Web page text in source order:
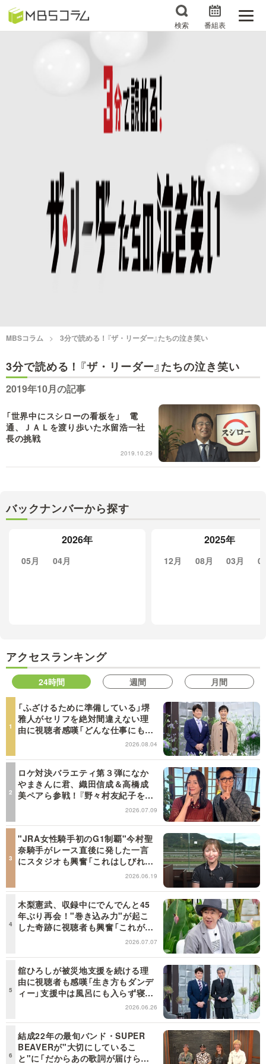
検索 番組表
3分で読める！『ザ・リー
もう一度楽しむプレバト
サタプラ ～気になる情
所さんお届けモノです！
推しといつまでも 月曜の蛙、大海を知る。
マニアックでメカニカル
そしてＭＢＳ的なＭなス
何が起こるかホンマにわ
からん！？「ごぶごぶ」の
トリセツ
情熱大陸を読む
レストランだけじゃない
「水野真紀の魔法のレスト
里亮太」
MBSラグビーダイアリー
5分で読める！教えてもら
う前と後
MBSテレビ TOP
MBSコラム 3分で読める！『ザ・リーダー』たちの泣き笑い
3分で読める！『ザ・リーダー』たちの泣き笑い
2019年10月の記事
「世界中にスシローの看板を」 電
通、ＪＡＬを渡り歩いた水留浩一社
長の挑戦
2019.10.29
バックナンバーから探す
2026年
05月 04月
2025年
12月 08月 03月
アクセスランキング
24時間 週間 月間
「ふざけるために準備している」堺
雅人がセリフを絶対間違えない理
由に視聴者感嘆「どんな仕事にも当
てはまる」【日曜日の初耳学】2026.08.04
ロケ対決バラエティ第３弾になか
やまきんに君、織田信成＆高橋成
美ペアら参戦！『野々村友紀子を黙
らせろ！』１２日（日）昼に放送！
2026.07.09
"JRA女性騎手初のG1制覇"今村聖
奈騎手がレース直後に発した一言
にスタジオも興奮「これはしびれ
2026.06.19
木梨憲武、収録中にでんでんと45
年ぶり再会！"巻き込み力"が起こ
した奇跡に視聴者も興奮「これがテ
レビの面白さだよね！」＜日曜日の
2026.07.07
舘ひろしが被災地支援を続ける理
由に視聴者も感嘆「生き方もダンデ
ィー」支援中は風呂にも入らず寝袋
で寝泊まり【日曜日の初耳学】2026.06.26
結成22年の最旬バンド・SUPER
BEAVERが"大切にしているこ
と"に「だからあの歌詞が届けられ